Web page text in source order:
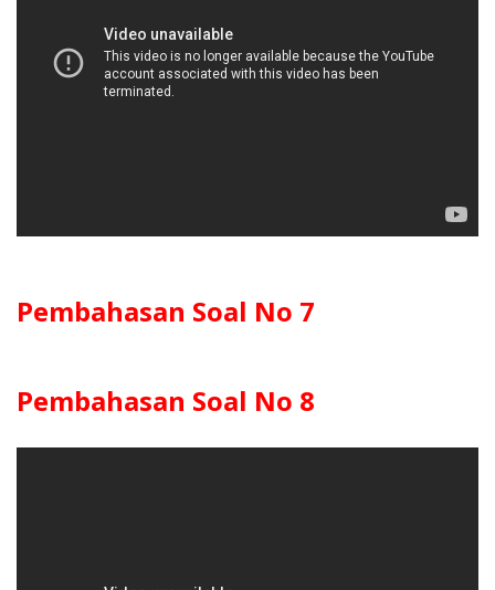
Pembahasan Soal No 7
Pembahasan Soal No 8